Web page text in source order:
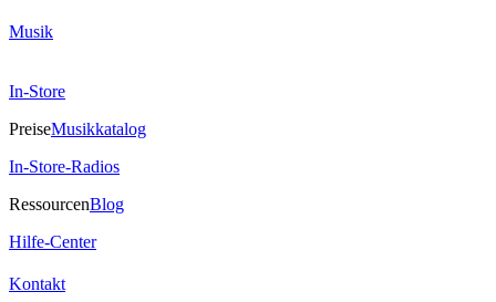
Musik
In-Store
PreiseMusikkatalog
In-Store-Radios
RessourcenBlog
Hilfe-Center
Kontakt